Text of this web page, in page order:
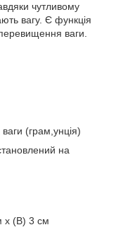
чутливому
вагу. Є функція
ваги.
(грам,унція)
на
х (В) 3 см